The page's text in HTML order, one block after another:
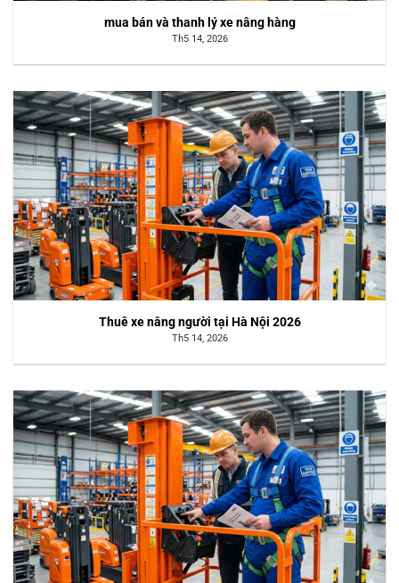
mua bán và thanh lý xe nâng hàng
Th5 14, 2026
Thuê xe nâng người tại Hà Nội 2026
Th5 14, 2026